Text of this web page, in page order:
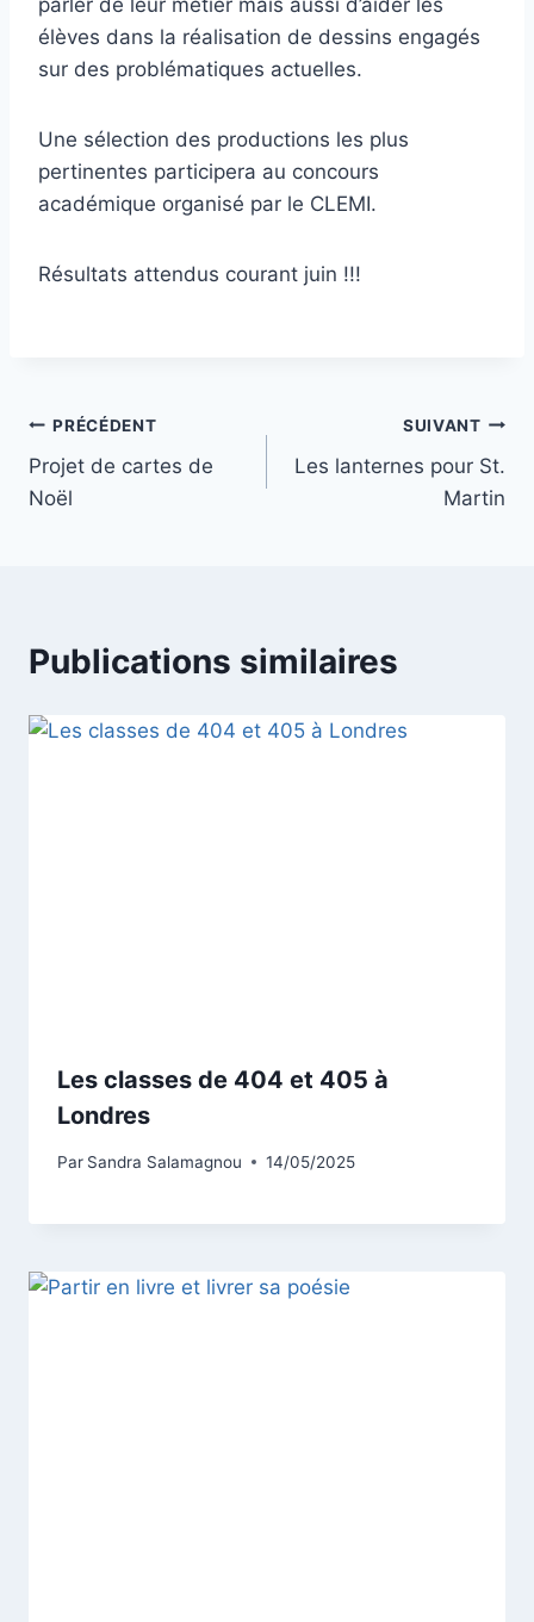
parler de leur métier mais aussi d’aider les
élèves dans la réalisation de dessins engagés
sur des problématiques actuelles.
Une sélection des productions les plus
pertinentes participera au concours
académique organisé par le CLEMI.
Résultats attendus courant juin !!!
Navigation
de
PRÉCÉDENT
Projet de cartes de
Noël
SUIVANT
Les lanternes pour St.
Martin
Publications similaires
Les classes de 404 et 405 à
Londres
Par Sandra Salamagnou 14/05/2025